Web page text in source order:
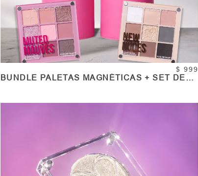
$ 999
BUNDLE PALETAS MAGNÉTICAS + SET DE
COMPRAR